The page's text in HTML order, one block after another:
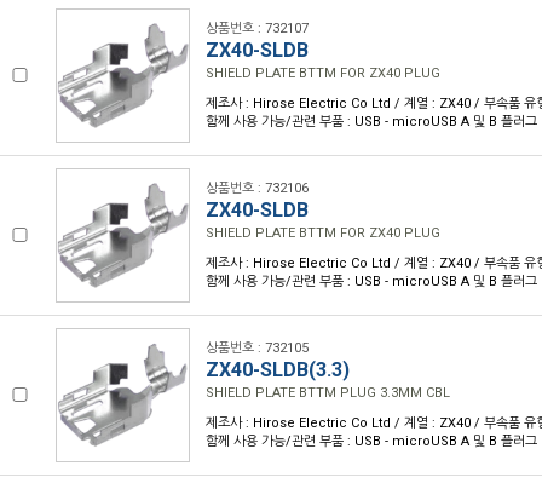
상품번호 : 732107
ZX40-SLDB
SHIELD PLATE BTTM FOR ZX40 PLUG
제조사 : Hirose Electric Co Ltd / 계열 : ZX40 / 부속품 유
함께 사용 가능/관련 부품 : USB - microUSB A 및 B 플러그
상품번호 : 732106
ZX40-SLDB
SHIELD PLATE BTTM FOR ZX40 PLUG
제조사 : Hirose Electric Co Ltd / 계열 : ZX40 / 부속품 유
함께 사용 가능/관련 부품 : USB - microUSB A 및 B 플러그
상품번호 : 732105
ZX40-SLDB(3.3)
SHIELD PLATE BTTM PLUG 3.3MM CBL
제조사 : Hirose Electric Co Ltd / 계열 : ZX40 / 부속품 유
함께 사용 가능/관련 부품 : USB - microUSB A 및 B 플러그